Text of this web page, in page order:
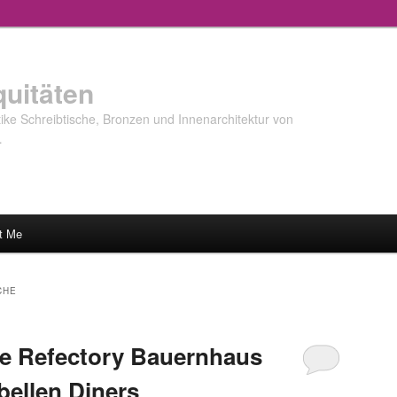
Schreibtische, Bronzen und Innenarchitektur von
Me
Refectory Bauernhaus